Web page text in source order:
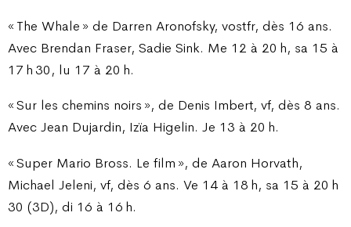
« The Whale » de Darren Aronofsky, vostfr, dès 16 ans.
Avec Brendan Fraser, Sadie Sink. Me 12 à 20 h, sa 15 à
17 h 30, lu 17 à 20 h.
« Sur les chemins noirs », de Denis Imbert, vf, dès 8 ans.
Avec Jean Dujardin, Izïa Higelin. Je 13 à 20 h.
« Super Mario Bross. Le film », de Aaron Horvath,
Michael Jeleni, vf, dès 6 ans. Ve 14 à 18 h, sa 15 à 20 h
30 (3D), di 16 à 16 h.